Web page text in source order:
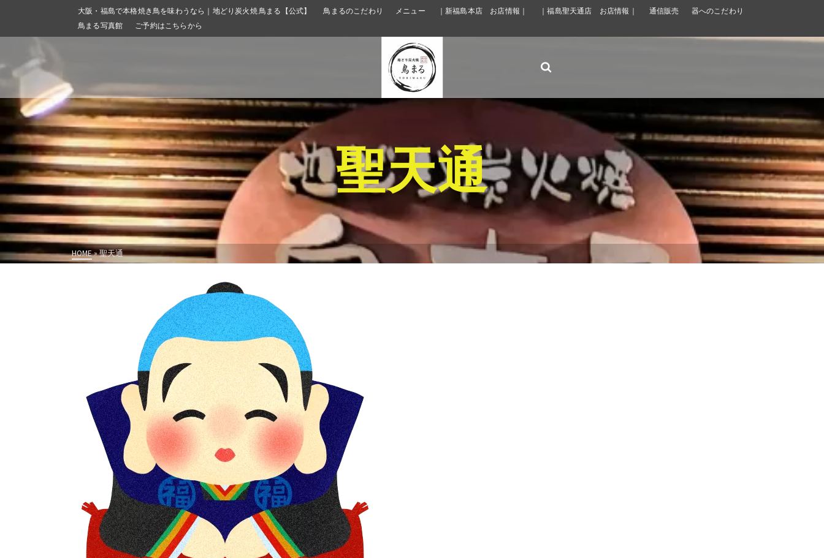
大阪・福島で本格焼き鳥を味わうなら｜地どり炭火焼 鳥まる【公式】 鳥まるのこだわり メニュー ｜新福島本店 お店情報｜ ｜福島聖天通店 お店情報｜ 通信販売
器へのこだわり
鳥まる写真館
ご予約はこちらから
聖天通
HOME»聖天通